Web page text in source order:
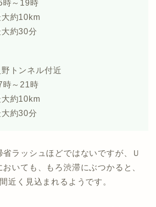
時～19時
約10km
約30分
トンネル付近
時～21時
約10km
約30分
省ラッシュほどではないですが、Ｕ
いても、もろ渋滞にぶつかると、
近く見込まれるようです。